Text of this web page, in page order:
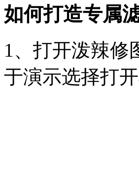
如何打造专属
1、打开泼辣修
于演示选择打开